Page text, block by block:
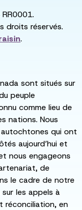
droits réservés.
.
sont situés sur
peuple
comme lieu de
nations. Nous
qui ont
aujourd’hui et
nous engageons
de
le cadre de notre
les appels à
réconciliation, en